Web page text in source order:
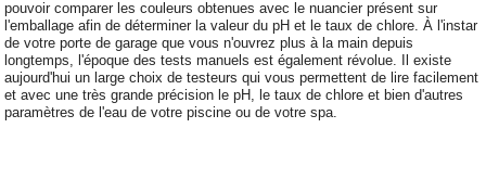
pouvoir comparer les couleurs obtenues avec le nuancier présent sur
l'emballage afin de déterminer la valeur du pH et le taux de chlore. À l'instar
de votre porte de garage que vous n'ouvrez plus à la main depuis
longtemps, l'époque des tests manuels est également révolue. Il existe
aujourd'hui un large choix de testeurs qui vous permettent de lire facilement
et avec une très grande précision le pH, le taux de chlore et bien d'autres
paramètres de l'eau de votre piscine ou de votre spa.